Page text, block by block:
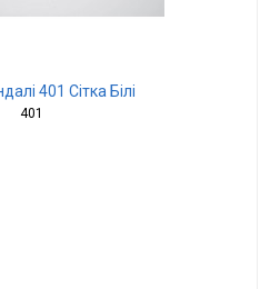
401 Сітка Білі
401